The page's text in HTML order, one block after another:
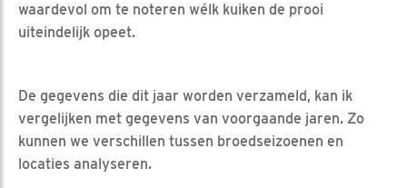
waardevol om te noteren wélk kuiken de prooi
uiteindelijk opeet.
De gegevens die dit jaar worden verzameld, kan ik
vergelijken met gegevens van voorgaande jaren. Zo
kunnen we verschillen tussen broedseizoenen en
locaties analyseren.